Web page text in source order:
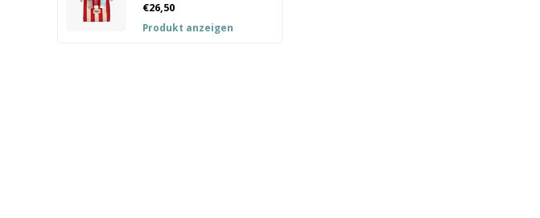
€26,50
Produkt anzeigen